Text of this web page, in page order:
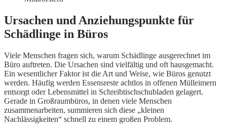
Ursachen und Anziehungspunkte für
Schädlinge in Büros
Viele Menschen fragen sich, warum Schädlinge ausgerechnet im
Büro auftreten. Die Ursachen sind vielfältig und oft hausgemacht.
Ein wesentlicher Faktor ist die Art und Weise, wie Büros genutzt
werden. Häufig werden Essensreste achtlos in offenen Mülleimern
entsorgt oder Lebensmittel in Schreibtischschubladen gelagert.
Gerade in Großraumbüros, in denen viele Menschen
zusammenarbeiten, summieren sich diese „kleinen
Nachlässigkeiten“ schnell zu einem großen Problem.